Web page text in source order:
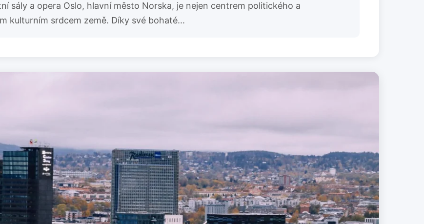
sály a opera Oslo, hlavní město Norska, je nejen centrem politického a
kulturním srdcem země. Díky své bohaté...